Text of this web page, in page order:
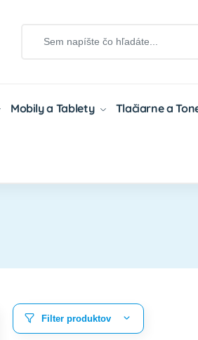
Mobily a Tablety Tlačiarne a
Filter produktov